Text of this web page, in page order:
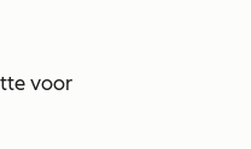
voor